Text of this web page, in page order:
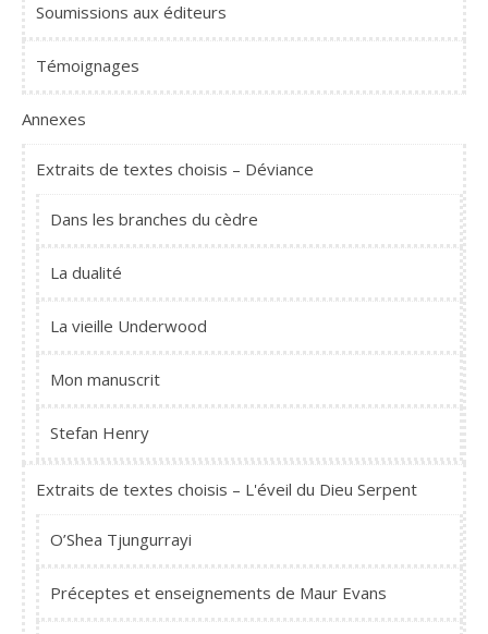
Soumissions aux éditeurs
Témoignages
Annexes
Extraits de textes choisis – Déviance
Dans les branches du cèdre
La dualité
La vieille Underwood
Mon manuscrit
Stefan Henry
Extraits de textes choisis – L'éveil du Dieu Serpent
O’Shea Tjungurrayi
Préceptes et enseignements de Maur Evans